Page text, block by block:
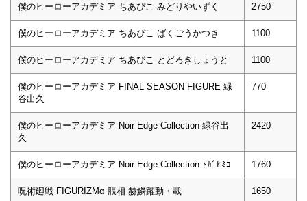
僕のヒーローアカデミア ちあぴこ みどりやいずく 2750
僕のヒーローアカデミア ちあぴこ ばくごうかつき 1100
僕のヒーローアカデミア ちあぴこ とどろきしょうと 1100
僕のヒーローアカデミア FINAL SEASON FIGURE 緑
谷出久
770
僕のヒーローアカデミア Noir Edge Collection 緑谷出
久
2420
僕のヒーローアカデミア Noir Edge Collection ﾄｶﾞﾋﾐｺ 1760
呪術廻戦 FIGURIZMα 脹相 赫鱗躍動・載 1650